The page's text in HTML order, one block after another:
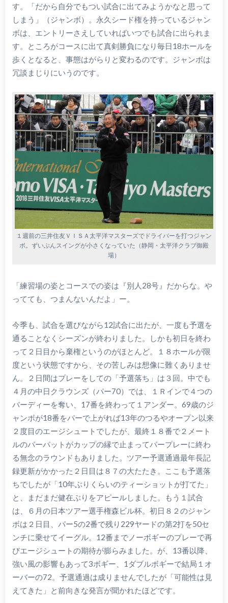
す。「だから自分でもつい試合に出てみようかなと思って
しまう」（ジャンボ）。永久シード権を持っているジャン
ボは、エントリーさえしていればいつでも試合に出られま
す。ところがコースに出て真剣勝負になり毎日18ホールを
歩くとなると、事態はがらりと変わるのです。ジャンボは
冗談まじりにいうのです。
１週前の三井住友ＶＩＳＡ太平洋マスターズでドライバーを打つジャン
ボ。ずいぶんスイングが小さくなっていた（静岡・太平洋クラブ御殿
場）
「練習場の姿とコースでの姿は『別人28号』だからな。や
ってても、つまんないんだよ」ー。
今季も、試合を選びながら12試合に出たが、一度も予選を
通ることなくシーズンが終わりました。しかも初日を終わ
って２日目から棄権というのがほとんど。１８ホールが限
度という状態ですから、その苦しみは想像に難くありませ
ん。２日間はプレーをしての「予選落ち」は３回。中でも
４月の中日クラウンズ（パー70）では、１Ｒインで４つの
バーディーを奪い、17番を終わって１アンダー。69歳のジ
ャンボが18番をパーで上がれば13年のつるやオープン以来
２度目のエージシュートでしたが、最終１８番で２メート
ルのパーパットがカップの縁で止まってパープレーに終わ
る無念のラウンドもありました。ツアー予選通過最年長記
録更新がかかった２日目は８７の大たたき。ここも予選落
ちでしたが「10年ぶりくらいのティーショットが打てた」
と、まだまだ健在ぶりをアピールしました。もう１試合
は、６月の日本ツアー選手権森ビル杯。初日８２のジャン
ボは２日目、パー5の2番で残り229ヤードの第2打を50セ
ンチに乗せてイーグル。12番までノーボギーのプレーで再
びエージシュートの期待が膨らみました。が、13番以降、
強い風の影響もあって3ボギー、1ダブルボギーで結局１オ
ーバーの72。予選通過は成りませんでしたが「可能性は見
えてきた」と前向きな発言が聞かれたほどです。